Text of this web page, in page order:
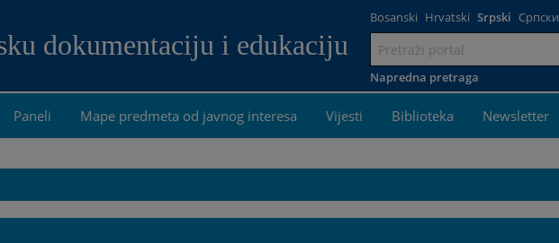
dokumentaciju i edukaciju
na
sadržaj
Bosanski Hrvatski Srpski Српски
Napredna pretraga
Paneli Mape predmeta od javnog interesa Vijesti Biblioteka Newsletter